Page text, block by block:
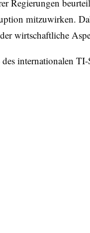
Regierungen
mitzuwirken.
wirtschaftliche
internationalen TI-